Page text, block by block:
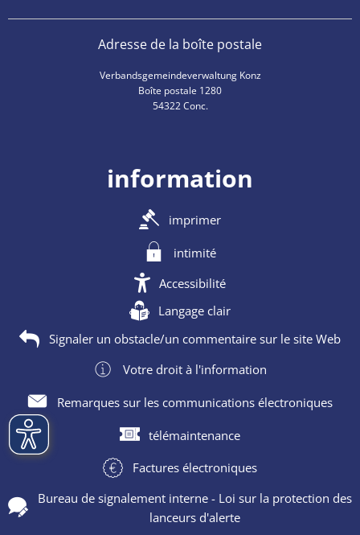
Adresse de la boîte postale
Verbandsgemeindeverwaltung Konz
Boîte postale 1280
54322 Conc.
information
imprimer
intimité
Accessibilité
Langage clair
Signaler un obstacle/un commentaire sur le site Web
Votre droit à l'information
Remarques sur les communications électroniques
télémaintenance
Factures électroniques
Bureau de signalement interne - Loi sur la protection des
lanceurs d'alerte